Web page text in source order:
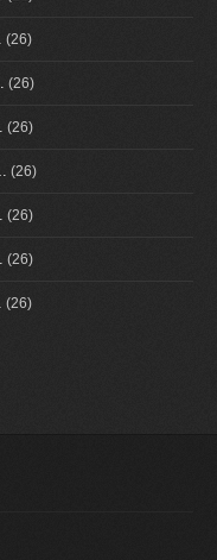
(26)
(26)
(26)
(26)
(26)
(26)
(26)